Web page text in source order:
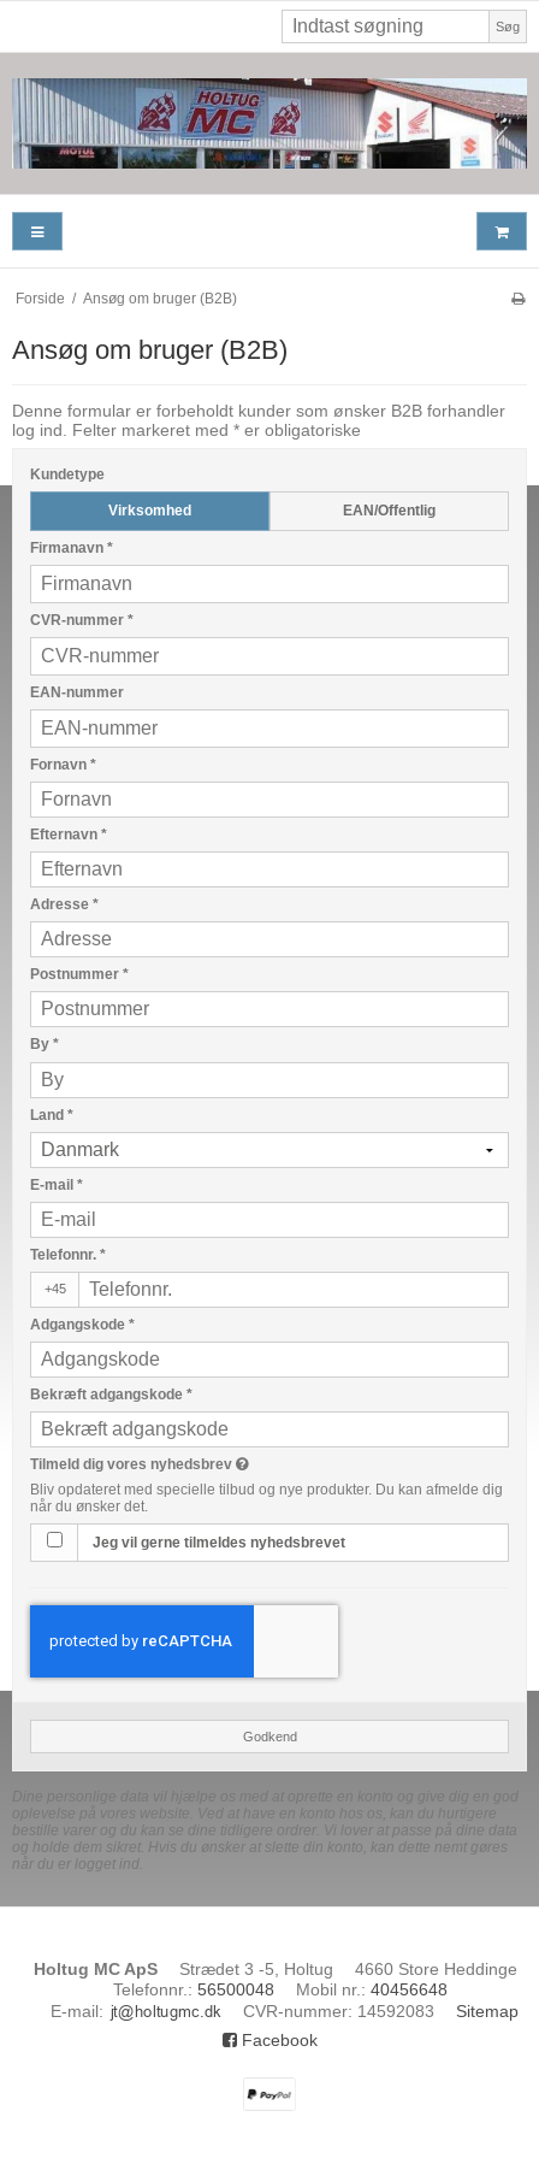
Søg
Forside / Ansøg om bruger (B2B)
Ansøg om bruger (B2B)
Denne formular er forbeholdt kunder som ønsker B2B forhandler
log ind. Felter markeret med * er obligatoriske
Kundetype
Virksomhed EAN/Offentlig
Firmanavn *
CVR-nummer *
EAN-nummer
Fornavn *
Efternavn *
Adresse *
Postnummer *
By *
Land *
E-mail *
Telefonnr. *
+45
Adgangskode *
Bekræft adgangskode *
Tilmeld dig vores nyhedsbrev
Bliv opdateret med specielle tilbud og nye produkter. Du kan afmelde dig
når du ønsker det.
Jeg vil gerne tilmeldes nyhedsbrevet
Godkend
oplevelse på vores website. Ved at have en konto hos os, kan du hurtigere
bestille varer og du kan se dine tidligere ordrer. Vi lover at passe på dine data
og holde dem sikret. Hvis du ønsker at slette din konto, kan dette nemt gøres
når du er logget ind.
Holtug MC ApS Strædet 3 -5, Holtug
4660 Store Heddinge
Telefonnr.: 56500048 Mobil nr.: 40456648
E-mail: CVR-nummer: 14592083
Sitemap
Facebook